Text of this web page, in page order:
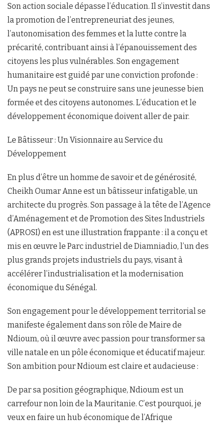
Son action sociale dépasse l’éducation. Il s’investit dans
la promotion de l’entrepreneuriat des jeunes,
l’autonomisation des femmes et la lutte contre la
précarité, contribuant ainsi à l’épanouissement des
citoyens les plus vulnérables. Son engagement
humanitaire est guidé par une conviction profonde :
Un pays ne peut se construire sans une jeunesse bien
formée et des citoyens autonomes. L’éducation et le
développement économique doivent aller de pair.
Le Bâtisseur : Un Visionnaire au Service du
Développement
En plus d’être un homme de savoir et de générosité,
Cheikh Oumar Anne est un bâtisseur infatigable, un
architecte du progrès. Son passage à la tête de l’Agence
d’Aménagement et de Promotion des Sites Industriels
(APROSI) en est une illustration frappante : il a conçu et
mis en œuvre le Parc industriel de Diamniadio, l’un des
plus grands projets industriels du pays, visant à
accélérer l’industrialisation et la modernisation
économique du Sénégal.
Son engagement pour le développement territorial se
manifeste également dans son rôle de Maire de
Ndioum, où il œuvre avec passion pour transformer sa
ville natale en un pôle économique et éducatif majeur.
Son ambition pour Ndioum est claire et audacieuse :
De par sa position géographique, Ndioum est un
carrefour non loin de la Mauritanie. C’est pourquoi, je
veux en faire un hub économique de l’Afrique